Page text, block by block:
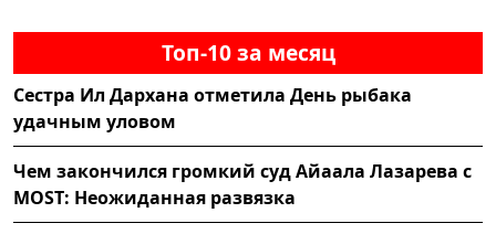
Топ-10 за месяц
Сестра Ил Дархана отметила День рыбака
удачным уловом
Чем закончился громкий суд Айаала Лазарева с
MOST: Неожиданная развязка